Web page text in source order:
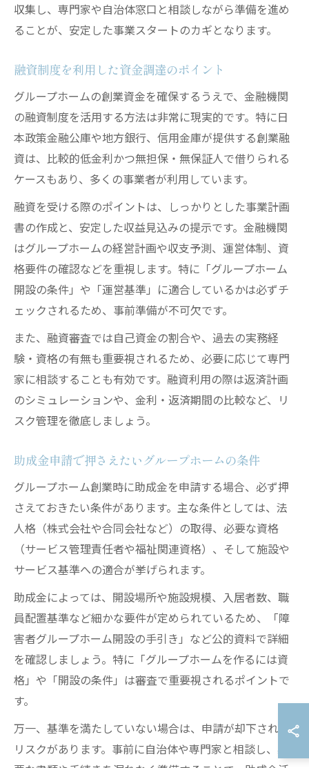
収集し、専門家や自治体窓口と相談しながら準備を進め
ることが、安定した事業スタートのカギとなります。
融資制度を利用した資金調達のポイント
グループホームの創業資金を確保するうえで、金融機関
の融資制度を活用する方法は非常に現実的です。特に日
本政策金融公庫や地方銀行、信用金庫が提供する創業融
資は、比較的低金利かつ無担保・無保証人で借りられる
ケースもあり、多くの事業者が利用しています。
融資を受ける際のポイントは、しっかりとした事業計画
書の作成と、安定した収益見込みの提示です。金融機関
はグループホームの経営計画や収支予測、運営体制、資
格要件の確認などを重視します。特に「グループホーム
開設の条件」や「運営基準」に適合しているかは必ずチ
ェックされるため、事前準備が不可欠です。
また、融資審査では自己資金の割合や、過去の実務経
験・資格の有無も重要視されるため、必要に応じて専門
家に相談することも有効です。融資利用の際は返済計画
のシミュレーションや、金利・返済期間の比較など、リ
スク管理を徹底しましょう。
助成金申請で押さえたいグループホームの条件
グループホーム創業時に助成金を申請する場合、必ず押
さえておきたい条件があります。主な条件としては、法
人格（株式会社や合同会社など）の取得、必要な資格
（サービス管理責任者や福祉関連資格）、そして施設や
サービス基準への適合が挙げられます。
助成金によっては、開設場所や施設規模、入居者数、職
員配置基準など細かな要件が定められているため、「障
害者グループホーム開設の手引き」など公的資料で詳細
を確認しましょう。特に「グループホームを作るには資
格」や「開設の条件」は審査で重要視されるポイントで
す。
万一、基準を満たしていない場合は、申請が却下される
リスクがあります。事前に自治体や専門家と相談し、必